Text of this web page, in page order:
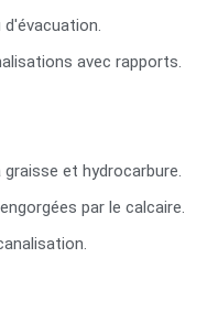
avec rapports.
et hydrocarbure.
par le calcaire.